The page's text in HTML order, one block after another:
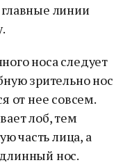
линии
носа следует
зрительно нос
от нее совсем.
лоб, тем
часть лица, а
нос.